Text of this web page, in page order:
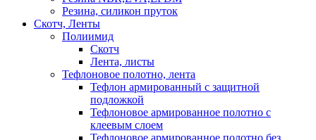
Резина, силикон пруток
Скотч, Ленты
Полиимид
Скотч
Лента, листы
Тефлоновое полотно, лента
Тефлон армированный с защитной
подложкой
Тефлоновое армированное полотно с
клеевым слоем
Тефлоновое армированное полотно без